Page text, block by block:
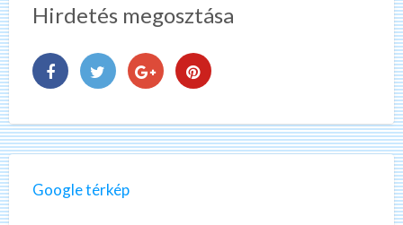
Hirdetés megosztása
Google térkép